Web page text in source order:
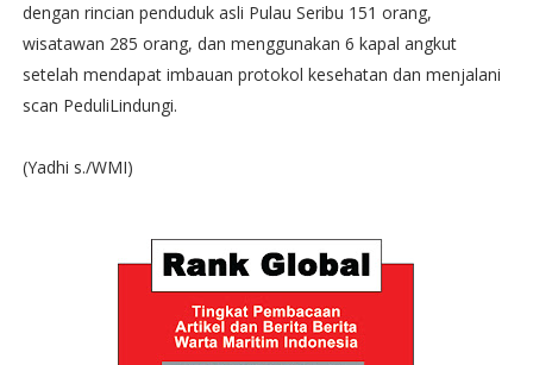
dengan rincian penduduk asli Pulau Seribu 151 orang,
wisatawan 285 orang, dan menggunakan 6 kapal angkut
setelah mendapat imbauan protokol kesehatan dan menjalani
scan PeduliLindungi.
(Yadhi s./WMI)